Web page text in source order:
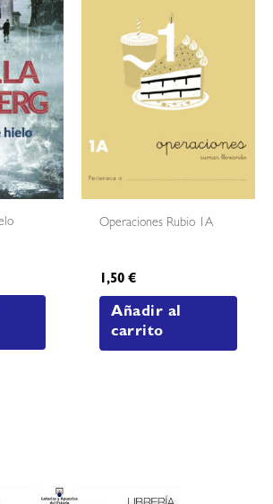
Operaciones Rubio 1A
1,50€
Añadir al
carrito